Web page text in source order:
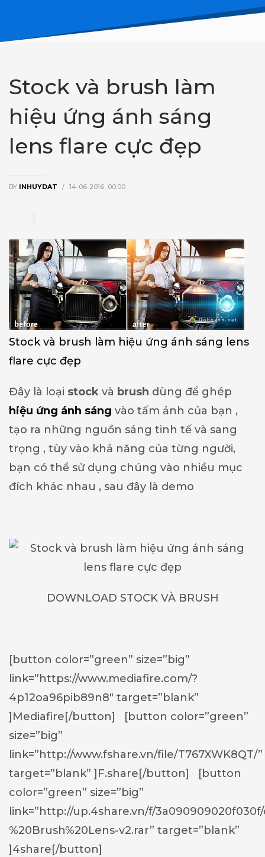
Stock và brush làm
hiệu ứng ánh sáng
lens flare cực đẹp
BY INHUYDAT / 14-06-2016, 00:00
Stock và brush làm hiệu ứng ánh sáng lens
flare cực đẹp
Đây là loại stock và brush dùng để ghép
hiệu ứng ánh sáng vào tấm ảnh của bạn ,
tạo ra những nguồn sáng tinh tế và sang
trọng , tùy vào khả năng của từng người,
bạn có thể sử dụng chúng vào nhiều mục
đích khác nhau , sau đây là demo
DOWNLOAD STOCK VÀ BRUSH
[button color=”green” size=”big”
link=”https://www.mediafire.com/?
4p12oa96pib89n8″ target=”blank”
]Mediafire[/button] [button color=”green”
size=”big”
link=”http://www.fshare.vn/file/T767XWK8QT/”
target=”blank” ]F.share[/button] [button
color=”green” size=”big”
link=”http://up.4share.vn/f/
%20Brush%20Lens-v2.rar” target=”blank”
]4share[/button]